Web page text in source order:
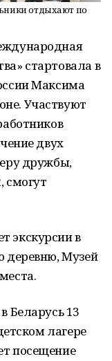
отдыхают по
стартовала в
Максима
Участвуют
двух
дружбы,
смогут
экскурсии в
деревню, Музей
Беларусь 13
лагере
посещение